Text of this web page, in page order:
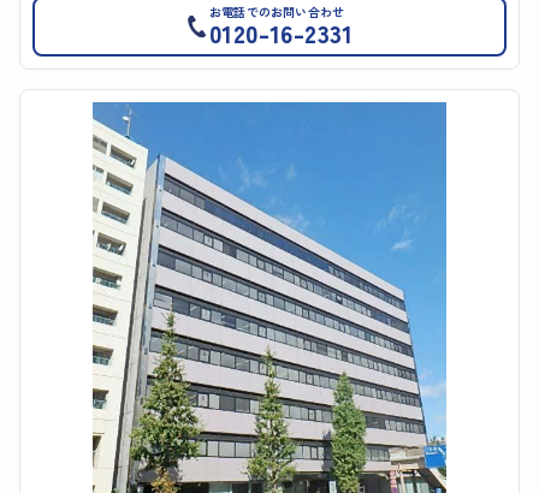
お電話でのお問い合わせ
0120-16-2331